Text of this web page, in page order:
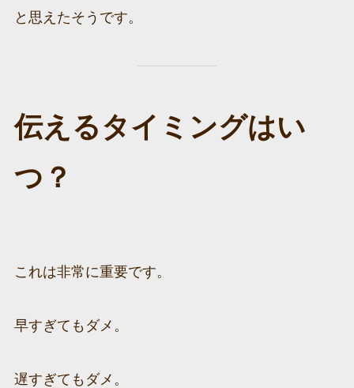
と思えたそうです。
伝えるタイミングはい
つ？
これは非常に重要です。
早すぎてもダメ。
遅すぎてもダメ。